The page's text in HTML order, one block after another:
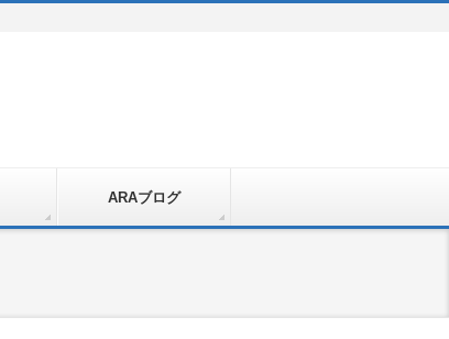
ARAブログ